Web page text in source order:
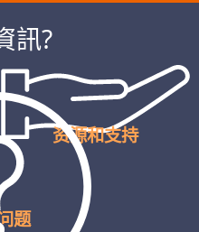
訊?
资源和支持
题